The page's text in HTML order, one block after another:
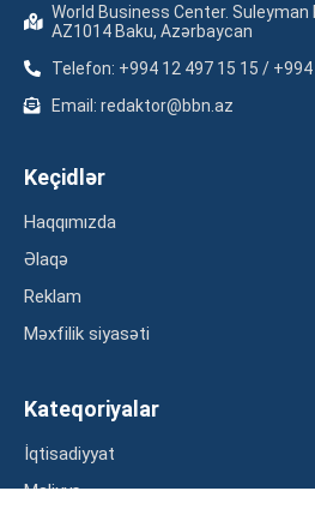
World Business Center. Suleyman
AZ1014 Baku, Azərbaycan
Telefon: +994 12 497 15 15 / +994
Email: redaktor@bbn.az
Keçidlər
Haqqımızda
Əlaqə
Reklam
Məxfilik siyasəti
Kateqoriyalar
İqtisadiyyat
Maliyyə